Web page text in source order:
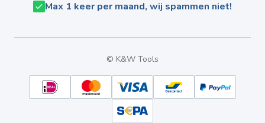
Max 1 keer per maand, wij spammen niet!
© K&W Tools